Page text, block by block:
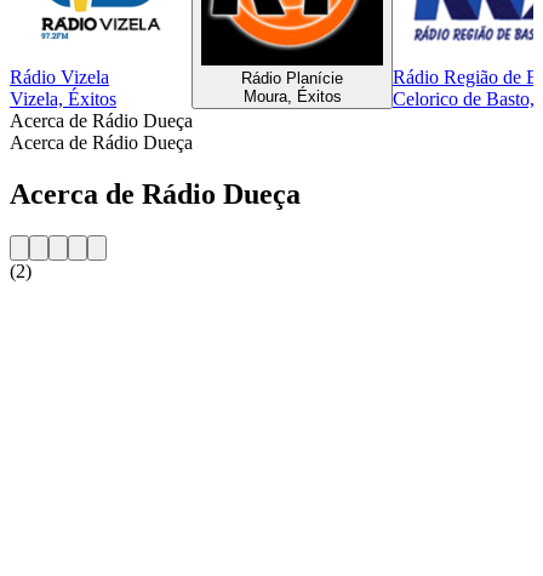
Rádio Vizela
Vizela, Éxitos
Rádio Planí­cie
Moura, Éxitos
Rádio Região de
Celorico de Basto,
Acerca de Rádio Dueça
Acerca de Rádio Dueça
Acerca de Rádio Dueça
(2)